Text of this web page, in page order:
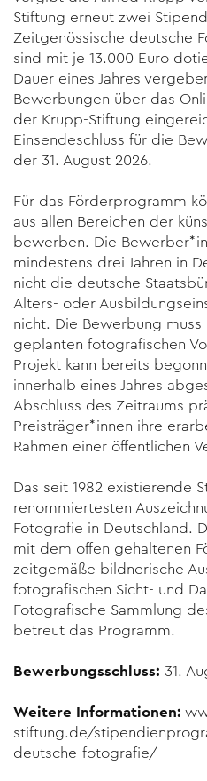
Stiftung erneut zwei
Zeitgenössische deutsche
sind mit je 13.000 Euro
Dauer eines Jahres
Bewerbungen über das
der Krupp-Stiftung
Einsendeschluss für die
der 31. August 2026.
Für das Förderprogramm
aus allen Bereichen der
bewerben. Die
mindestens drei Jahren in
nicht die deutsche
Alters- oder
nicht. Die Bewerbung
geplanten fotografischen
Projekt kann bereits
innerhalb eines Jahres
Abschluss des Zeitraums
Preisträger*innen ihre
Rahmen einer öffentlichen
Das seit 1982 existierende
renommiertesten
Fotografie in Deutschland.
mit dem offen gehaltenen
zeitgemäße bildnerische
fotografischen Sicht- und
Fotografische Sammlung
betreut das Programm.
Bewerbungsschluss: 31.
Weitere Informationen:
stiftung.de/
deutsche-fotografie/